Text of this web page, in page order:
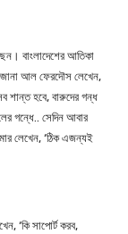
বাংলাদেশের আতিকা
আল ফেরদৌস লেখেন,
শান্ত হবে, বারুদের গন্ধ
গন্ধে.. সেদিন আবার
লেখেন, ‘ঠিক এজন্যই
‘কি সাপোর্ট করব,